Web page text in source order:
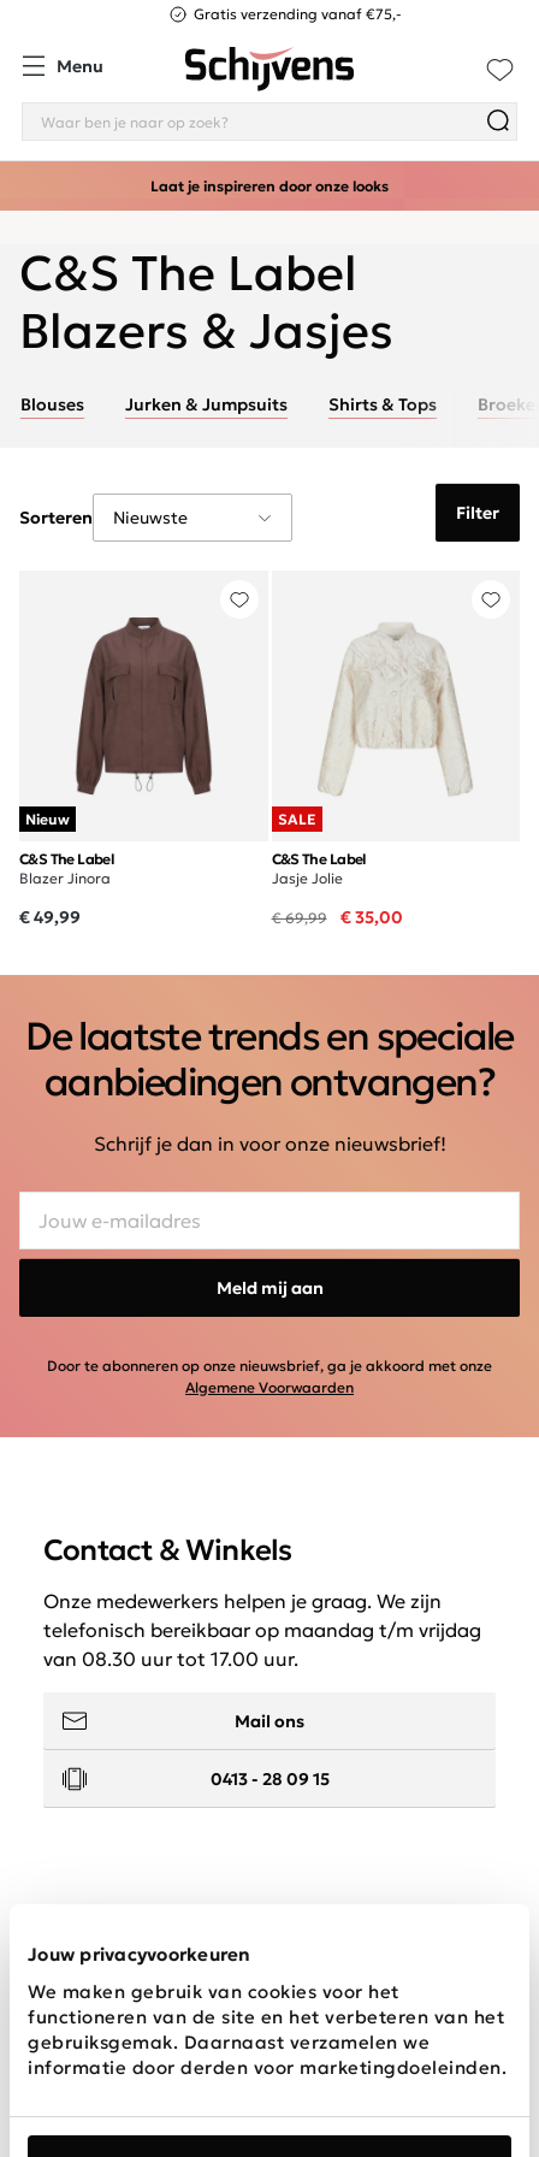
Jouw privacyvoorkeuren
We maken gebruik van cookies voor het
functioneren van de site en het verbeteren van het
gebruiksgemak. Daarnaast verzamelen we
informatie door derden voor marketingdoeleinden.
Gratis verzending vanaf €75,-
Menu
Laat je inspireren door onze looks
C&S The Label
Blazers & Jasjes
Blouses Jurken & Jumpsuits Shirts & Tops
Filter
Sorteren
Nieuw
C&S The Label
Blazer Jinora
€ 49,99
SALE
C&S The Label
Jasje Jolie
€ 69,99 € 35,00
De laatste trends en speciale
aanbiedingen ontvangen?
Schrijf je dan in voor onze nieuwsbrief!
Meld mij aan
Door te abonneren op onze nieuwsbrief, ga je akkoord met onze
Algemene Voorwaarden
Contact & Winkels
Onze medewerkers helpen je graag. We zijn
telefonisch bereikbaar op maandag t/m vrijdag
van 08.30 uur tot 17.00 uur.
Mail ons
0413 - 28 09 15
Wij zijn Schijvens mode